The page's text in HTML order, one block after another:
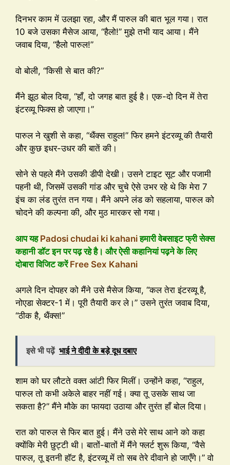
दिनभर काम में उलझा रहा, और मैं पारुल की बात भूल गया। रात
10 बजे उसका मैसेज आया, “हैलो!” मुझे तभी याद आया। मैंने
जवाब दिया, “हैलो पारुल!”
वो बोली, “किसी से बात की?”
मैंने झूठ बोल दिया, “हाँ, दो जगह बात हुई है। एक-दो दिन में तेरा
इंटरव्यू फिक्स हो जाएगा।”
पारुल ने खुशी से कहा, “थैंक्स राहुल!” फिर हमने इंटरव्यू की तैयारी
और कुछ इधर-उधर की बातें की।
सोने से पहले मैंने उसकी डीपी देखी। उसने टाइट सूट और पजामी
पहनी थी, जिसमें उसकी गांड और चुचे ऐसे उभर रहे थे कि मेरा 7
इंच का लंड तुरंत तन गया। मैंने अपने लंड को सहलाया, पारुल को
चोदने की कल्पना की, और मुठ मारकर सो गया।
आप यहPadosi chudai ki kahaniहमारी वेबसाइट फ्री सेक्स
कहानी डॉट इन पर पढ़ रहे है। और ऐसी कहानियां पढ़ने के लिए
दोबारा विजिट करेंFree Sex Kahani
अगले दिन दोपहर को मैंने उसे मैसेज किया, “कल तेरा इंटरव्यू है,
नोएडा सेक्टर-1 में। पूरी तैयारी कर ले।” उसने तुरंत जवाब दिया,
“ठीक है, थैंक्स!”
इसे भी पढ़ें भाई ने दीदी के बड़े दूध दबाए
शाम को घर लौटते वक्त आंटी फिर मिलीं। उन्होंने कहा, “राहुल,
पारुल तो कभी अकेले बाहर नहीं गई। क्या तू उसके साथ जा
सकता है?” मैंने मौके का फायदा उठाया और तुरंत हाँ बोल दिया।
रात को पारुल से फिर बात हुई। मैंने उसे मेरे साथ आने को कहा
क्योंकि मेरी छुट्टी थी। बातों-बातों में मैंने फ्लर्ट शुरू किया, “वैसे
पारुल, तू इतनी हॉट है, इंटरव्यू में तो सब तेरे दीवाने हो जाएँगे।” वो